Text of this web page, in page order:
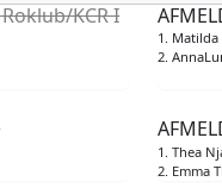
KCR I
1. Matilda
2.
1. Thea
2. Emma